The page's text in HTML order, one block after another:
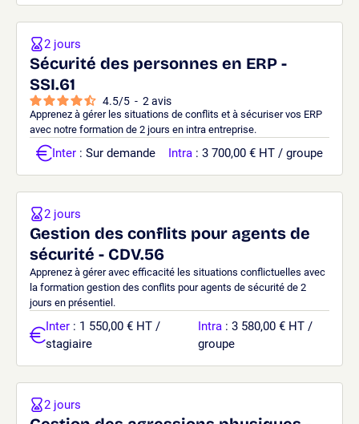
Sécurité des personnes en ERP -
SSI.61
4.5/5 - 2 avis
Apprenez à gérer les situations de conflits et à sécuriser vos ERP
avec notre formation de 2 jours en intra entreprise.
2 jours
Inter : Sur demande Intra : 3 700,00 € HT / groupe
Gestion des conflits pour agents de
sécurité - CDV.56
Apprenez à gérer avec efficacité les situations conflictuelles avec
la formation gestion des conflits pour agents de sécurité de 2
jours en présentiel.
2 jours
Inter : 1 550,00 € HT /
stagiaire
Intra : 3 580,00 € HT /
groupe
2 jours